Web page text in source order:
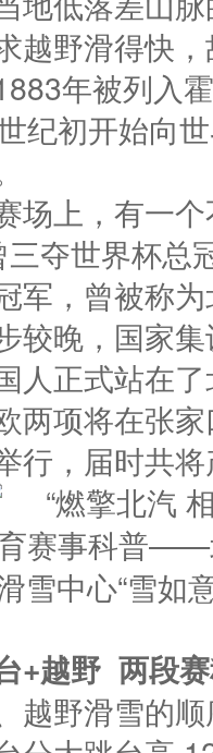
越野滑得快
年被列入
纪初开始向
场上，有一
三夺世界杯
军，曾被称
较晚，国家
人正式站在
两项将在张
行，届时共
雪中心“雪
+越野 两段
越野滑雪的